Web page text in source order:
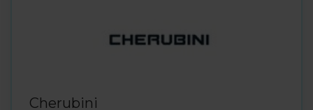
Cherubini